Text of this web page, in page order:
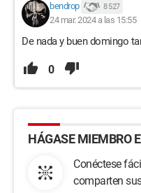
bendrop 8 527
24 mar. 2024 a las 15:55
De nada y buen domingo
0
HÁGASE MIEMBRO
Conéctese
comparten